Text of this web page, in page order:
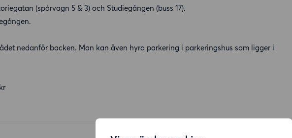
(spårvagn 5 & 3) och Studiegången (buss 17).
nedanför backen. Man kan även hyra parkering i parkeringshus som ligger i